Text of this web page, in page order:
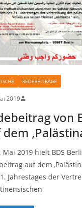
REDEBEITRÄGE
2019
von
Mai 2019 hielt BDS
auf dem
Jahrestages der